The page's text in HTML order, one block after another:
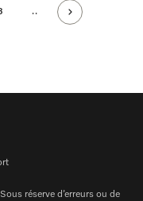
..
réserve d’erreurs ou de